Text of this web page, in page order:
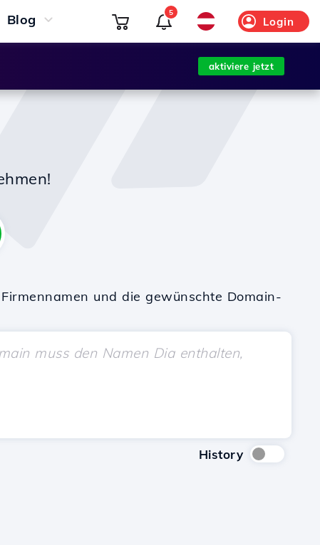
Blog Login
5
aktiviere jetzt
und die gewünschte Domain-
History